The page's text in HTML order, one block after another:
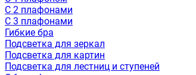
С 2 плафонами
С 3 плафонами
Гибкие бра
Подсветка для зеркал
Подсветка для картин
Подсветка для лестниц и ступеней